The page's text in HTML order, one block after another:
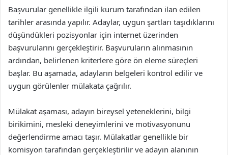
Başvurular genellikle ilgili kurum tarafından ilan edilen
tarihler arasında yapılır. Adaylar, uygun şartları taşıdıklarını
düşündükleri pozisyonlar için internet üzerinden
başvurularını gerçekleştirir. Başvuruların alınmasının
ardından, belirlenen kriterlere göre ön eleme süreçleri
başlar. Bu aşamada, adayların belgeleri kontrol edilir ve
uygun görülenler mülakata çağrılır.
Mülakat aşaması, adayın bireysel yeteneklerini, bilgi
birikimini, mesleki deneyimlerini ve motivasyonunu
değerlendirme amacı taşır. Mülakatlar genellikle bir
komisyon tarafından gerçekleştirilir ve adayın alanının